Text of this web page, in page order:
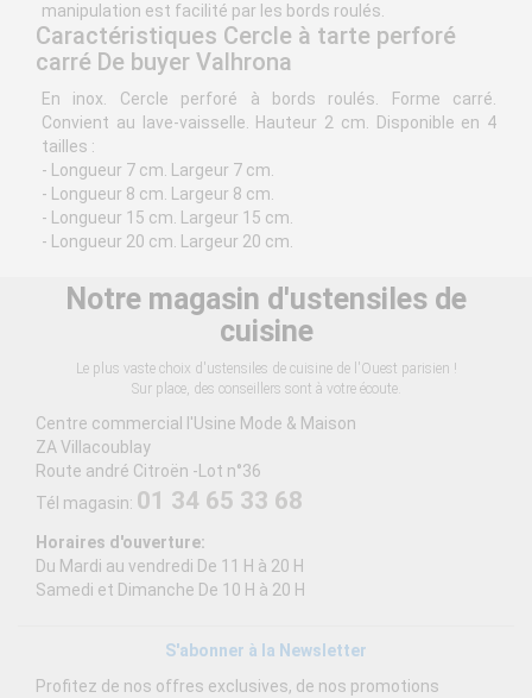
manipulation est facilité par les bords roulés.
Caractéristiques Cercle à tarte perforé
carré De buyer Valhrona
En inox. Cercle perforé à bords roulés. Forme carré.
Convient au lave-vaisselle. Hauteur 2 cm. Disponible en 4
tailles :
- Longueur 7 cm. Largeur 7 cm.
- Longueur 8 cm. Largeur 8 cm.
- Longueur 15 cm. Largeur 15 cm.
- Longueur 20 cm. Largeur 20 cm.
Notre magasin d'ustensiles de
cuisine
Le plus vaste choix d'ustensiles de cuisine de l'Ouest parisien !
Sur place, des conseillers sont à votre écoute.
Centre commercial l'Usine Mode & Maison
ZA Villacoublay
Route andré Citroën -Lot n°36
Tél magasin: 01 34 65 33 68
Horaires d'ouverture:
Du Mardi au vendredi De 11 H à 20 H
Samedi et Dimanche De 10 H à 20 H
S'abonner à la Newsletter
Profitez de nos offres exclusives, de nos promotions